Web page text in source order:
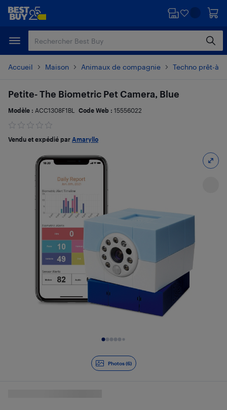
Passer
principal
Passer
Accueil Maison Animaux de compagnie Techno prêt-à-
Photos (6)
Petite- The Biometric Pet Camera, Blue
Modèle : ACC1308F1BL Code Web : 15556022
Vendu et expédié par Amaryllo